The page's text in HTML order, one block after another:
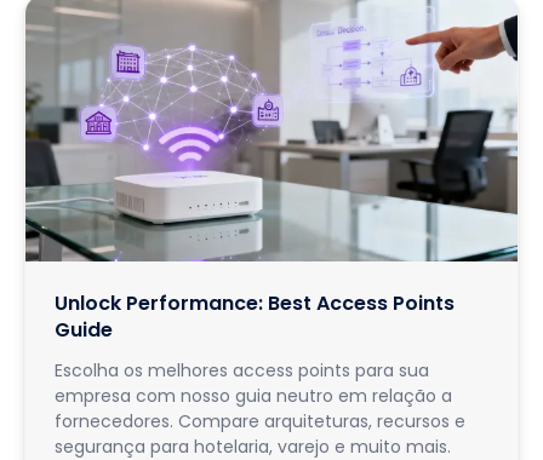
Unlock Performance: Best Access Points
Guide
Escolha os melhores access points para sua
empresa com nosso guia neutro em relação a
fornecedores. Compare arquiteturas, recursos e
segurança para hotelaria, varejo e muito mais.